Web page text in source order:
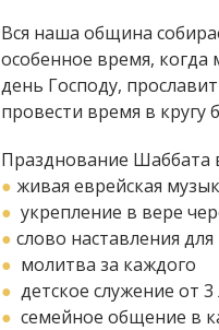
Вся наша община
особенное время,
день Господу,
провести время в кругу
Празднование Шаббата
● живая еврейская
● укрепление в вере
● слово наставления
● молитва за каждого
● детское служение от 3
● семейное общение в